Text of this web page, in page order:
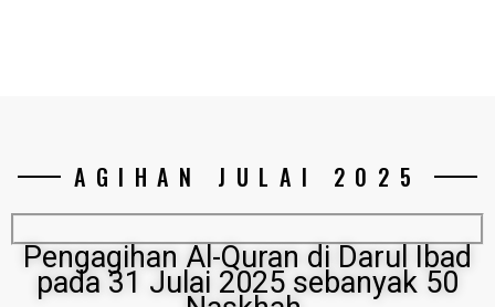
AGIHAN JULAI 2025
Pengagihan Al-Quran di Darul Ibad
pada 31 Julai 2025 sebanyak 50